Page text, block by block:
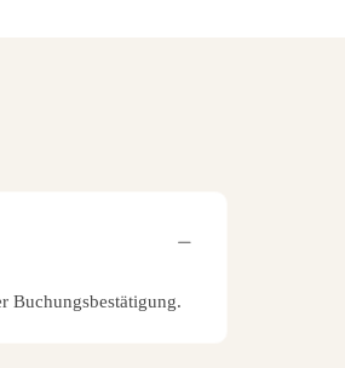
Buchungsbestätigung.